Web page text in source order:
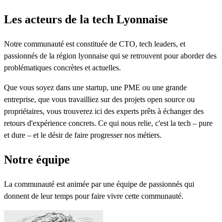
Les acteurs de la tech Lyonnaise
Notre communauté est constituée de CTO, tech leaders, et
passionnés de la région lyonnaise qui se retrouvent pour aborder des
problématiques concrètes et actuelles.
Que vous soyez dans une startup, une PME ou une grande
entreprise, que vous travailliez sur des projets open source ou
propriétaires, vous trouverez ici des experts prêts à échanger des
retours d'expérience concrets. Ce qui nous relie, c'est la tech – pure
et dure – et le désir de faire progresser nos métiers.
Notre équipe
La communauté est animée par une équipe de passionnés qui
donnent de leur temps pour faire vivre cette communauté.